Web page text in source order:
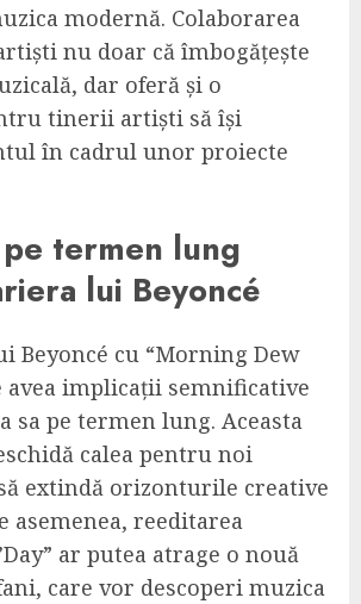
modernă. Colaborarea
nu doar că îmbogățește
dar oferă și o
tinerii artiști să își
în cadrul unor proiecte
termen lung
lui Beyoncé
Beyoncé cu “Morning Dew
avea implicații semnificative
sa pe termen lung. Aceasta
calea pentru noi
extindă orizonturile creative
asemenea, reeditarea
ar putea atrage o nouă
care vor descoperi muzica